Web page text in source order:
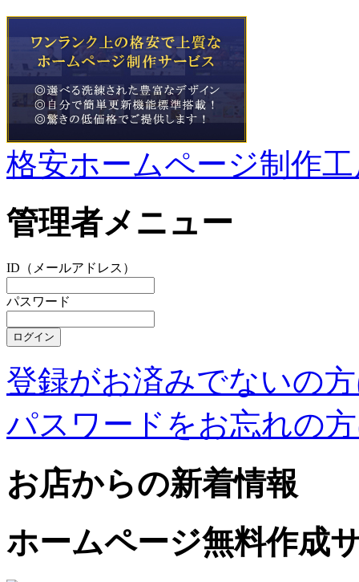
格安ホームページ制作
管理者メニュー
ID（メールアドレス）
パスワード
登録がお済みでないの
パスワードをお忘れの
お店からの新着情報
ホームページ無料作成